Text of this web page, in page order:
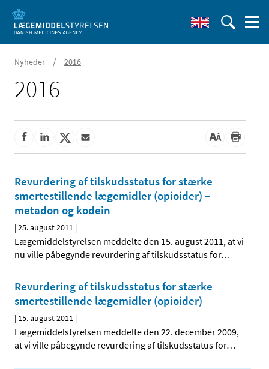
Nyheder / 2016
2016
Revurdering af tilskudsstatus for stærke
smertestillende lægemidler (opioider) –
metadon og kodein
|25. august 2011 |
Lægemiddelstyrelsen meddelte den 15. august 2011, at vi
nu ville påbegynde revurdering af tilskudsstatus for…
Revurdering af tilskudsstatus for stærke
smertestillende lægemidler (opioider)
| 15. august 2011 |
Lægemiddelstyrelsen meddelte den 22. december 2009,
at vi ville påbegynde revurdering af tilskudsstatus for…